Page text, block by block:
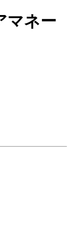
マネー